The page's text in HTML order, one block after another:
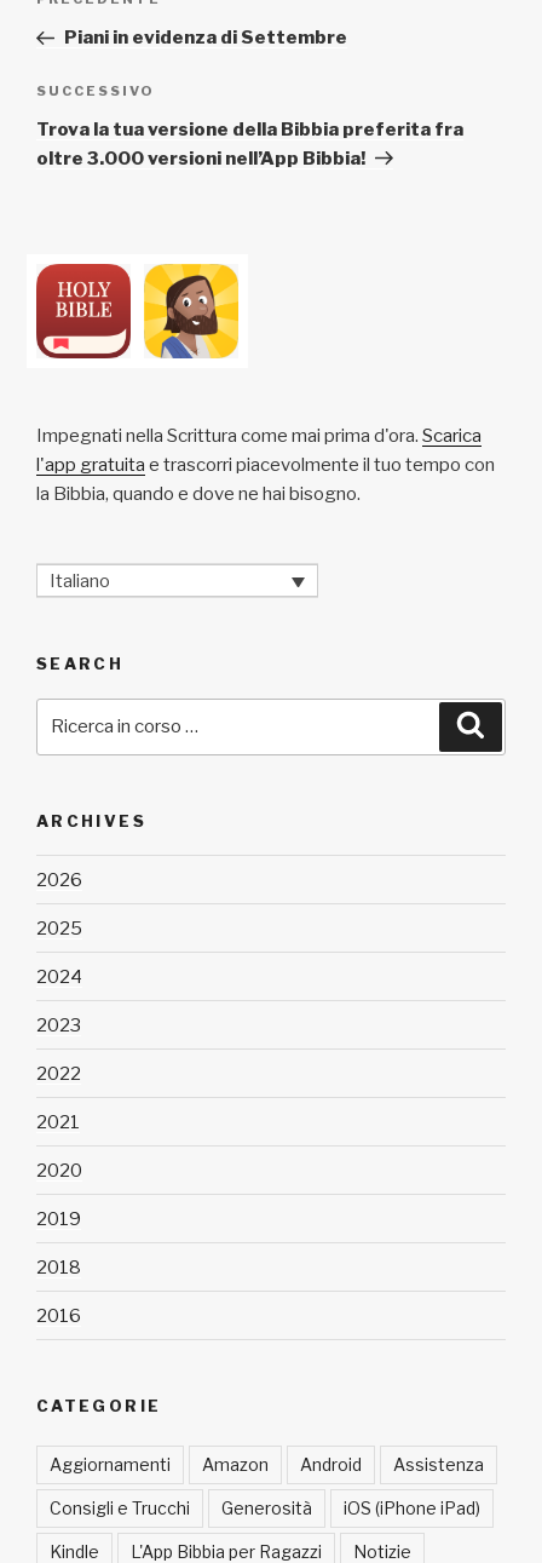
precedente:
Piani in evidenza di Settembre
Articolo
successivo
SUCCESSIVO
Trova la tua versione della Bibbia preferita fra
oltre 3.000 versioni nell’App Bibbia!
Impegnati nella Scrittura come mai prima d'ora. Scarica
l'app gratuita e trascorri piacevolmente il tuo tempo con
la Bibbia, quando e dove ne hai bisogno.
Italiano
SEARCH
ARCHIVES
2026
2025
2024
2023
2022
2021
2020
2019
2018
2016
CATEGORIE
Aggiornamenti Amazon Android Assistenza
Consigli e Trucchi Generosità iOS (iPhone iPad)
Kindle L'App Bibbia per Ragazzi Notizie